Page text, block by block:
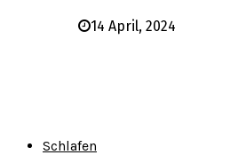
14 April, 2024
Schlafen